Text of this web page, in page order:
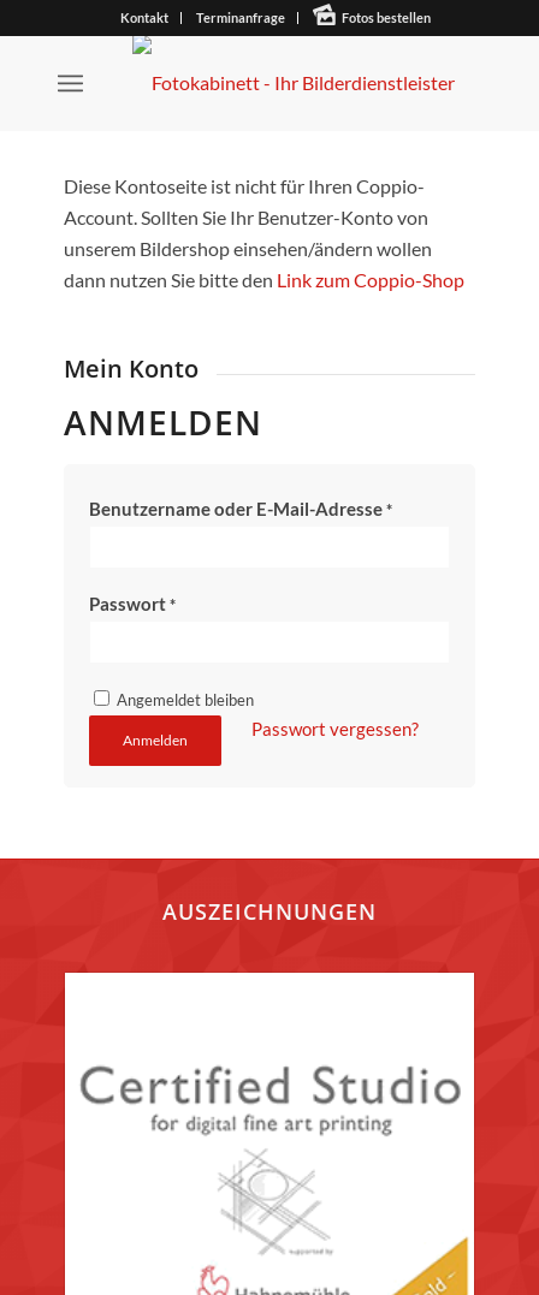
Kontakt Terminanfrage Fotos bestellen
Diese Kontoseite ist nicht für Ihren Coppio-
Account. Sollten Sie Ihr Benutzer-Konto von
unserem Bildershop einsehen/ändern wollen
dann nutzen Sie bitte den Link zum Coppio-Shop
Mein Konto
ANMELDEN
Benutzername oder E-Mail-Adresse*
Passwort*
Angemeldet bleiben
Anmelden
Passwort vergessen?
AUSZEICHNUNGEN